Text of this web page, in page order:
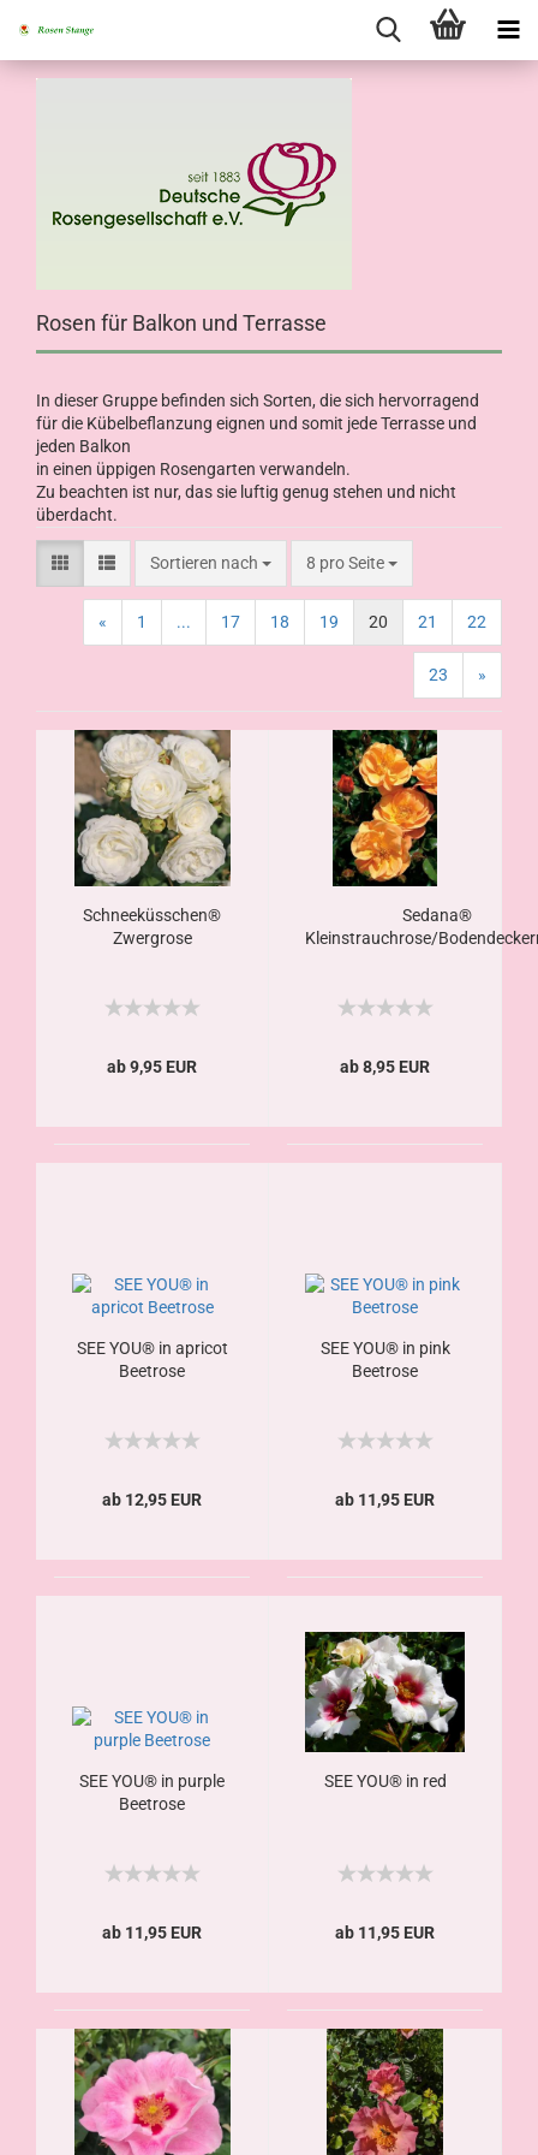
Rosen für Balkon und Terrasse
In dieser Gruppe befinden sich Sorten, die sich hervorragend
für die Kübelbeflanzung eignen und somit jede Terrasse und
jeden Balkon
in einen üppigen Rosengarten verwandeln.
Zu beachten ist nur, das sie luftig genug stehen und nicht
überdacht.
Sortieren nach 8 pro Seite
« 1 ... 17 18 19 20 21 22
23 »
Schneeküsschen®
Zwergrose
ab 9,95 EUR
Sedana®
Kleinstrauchrose/
ab 8,95 EUR
SEE YOU® in apricot
Beetrose
ab 12,95 EUR
SEE YOU® in pink
Beetrose
ab 11,95 EUR
SEE YOU® in purple
Beetrose
ab 11,95 EUR
SEE YOU® in red
ab 11,95 EUR